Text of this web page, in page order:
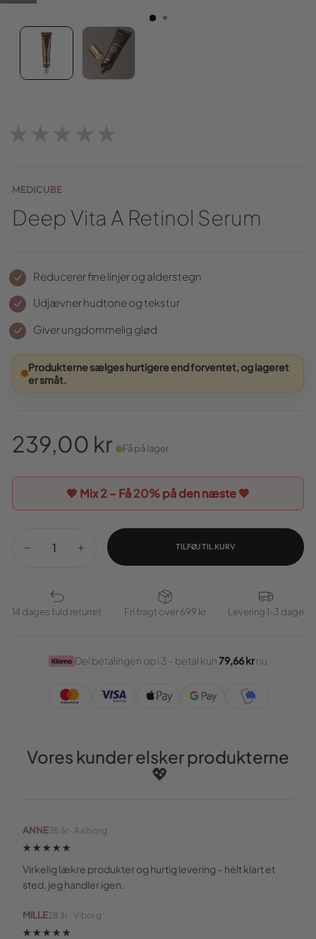
★★★★★
MEDICUBE
Deep Vita A Retinol Serum
Reducerer fine linjer og alderstegn
Udjævner hudtone og tekstur
Giver ungdommelig glød
Produkterne sælges hurtigere end forventet, og lageret
er småt.
pris
239,00 kr Få på lager
💖 Mix 2 – Få20%på den næste 💖
+
TILFØJ TIL KURV
14 dages fuld returret Fri fragt over 699 kr Levering 1-3 dage
Del betalingen op i 3 – betal kun79,66 krnu
Vores kunder elsker produkterne
💖
ANNE35 år · Aalborg
★★★★★
Virkelig lækre produkter og hurtig levering – helt klart et
sted, jeg handler igen.
MILLE28 år · Viborg
★★★★★